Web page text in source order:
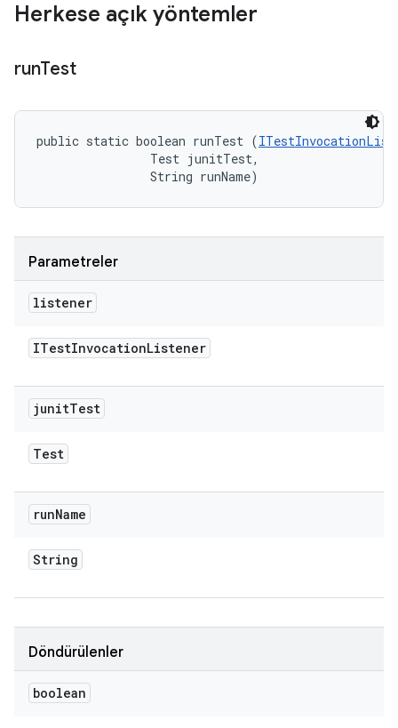
Herkese açık yöntemler
runTest
public static boolean runTest (
                Test junitTest,
                String runName)
Parametreler
listener
ITestInvocationListener
junitTest
Test
runName
String
Döndürülenler
boolean